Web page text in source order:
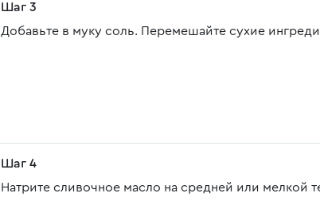
Шаг 3
Добавьте в муку соль. Перемешайте сухие
Шаг 4
Натрите сливочное масло на средней или мелкой